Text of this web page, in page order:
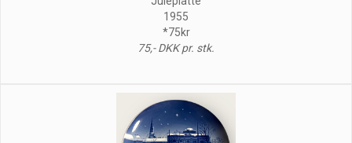
1955
*75kr
75,- DKK pr. stk.